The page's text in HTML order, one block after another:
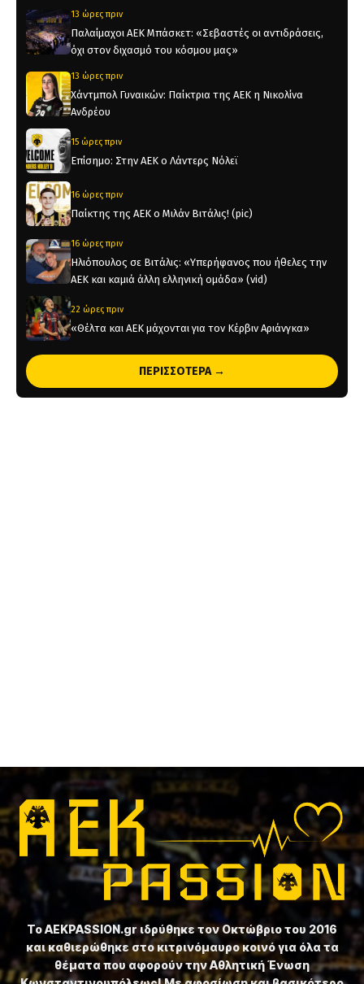
13 ώρες πριν
Παλαίμαχοι ΑΕΚ Μπάσκετ: «Σεβαστές οι αντιδράσεις,
όχι στον διχασμό του κόσμου μας»
13 ώρες πριν
Χάντμπολ Γυναικών: Παίκτρια της ΑΕΚ η Νικολίνα
Ανδρέου
15 ώρες πριν
Επίσημο: Στην ΑΕΚ ο Λάντερς Νόλεϊ
16 ώρες πριν
Παίκτης της ΑΕΚ ο Μιλάν Βιτάλις! (pic)
16 ώρες πριν
Ηλιόπουλος σε Βιτάλις: «Υπερήφανος που ήθελες την
ΑΕΚ και καμιά άλλη ελληνική ομάδα» (vid)
22 ώρες πριν
«Θέλτα και ΑΕΚ μάχονται για τον Κέρβιν Αριάνγκα»
22 ώρες πριν
Όλη η Κρήτη «Κιτρινόμαυρη» : Ολοταχώς για sold out
ΠΕΡΙΣΣΟΤΕΡΑ →
Το ⁦AEKPASSION.gr⁩ ιδρύθηκε τον Οκτώβριο του 2016
και καθιερώθηκε στο κιτρινόμαυρο κοινό για όλα τα
θέματα που αφορούν την Αθλητική Ένωση